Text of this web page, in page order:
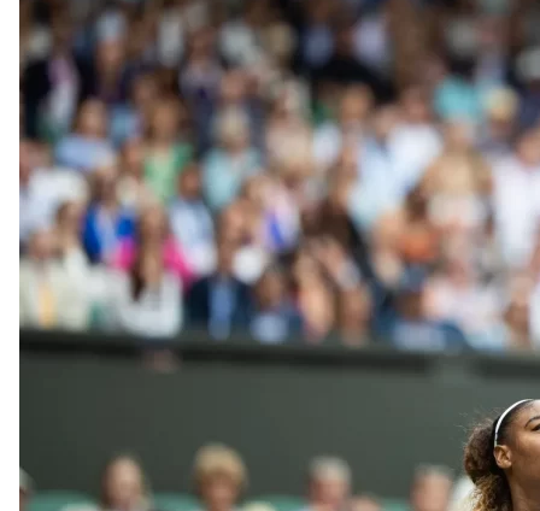
Tendencias Deportes
Entretención y Cultura Opinión
Dato en Pauta Señal 2
Contenido Patrocinado